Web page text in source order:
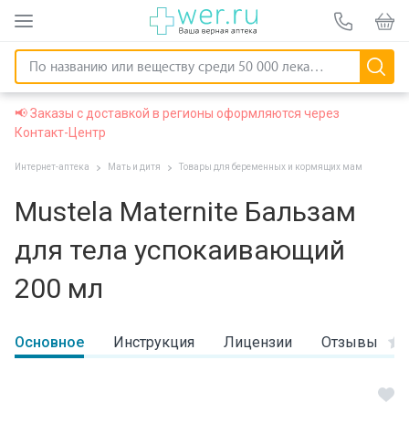
📢 Заказы с доставкой в регионы оформляются через
Контакт-Центр
Интернет-аптека Мать и дитя Товары для беременных и кормящих мам
Mustela Maternite Бальзам
для тела успокаивающий
200 мл
Основное Инструкция Лицензии Отзывы